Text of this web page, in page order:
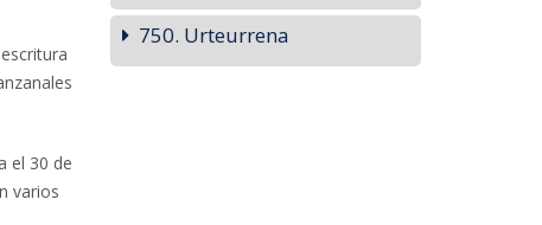
el 30 de
varios
750. Urteurrena